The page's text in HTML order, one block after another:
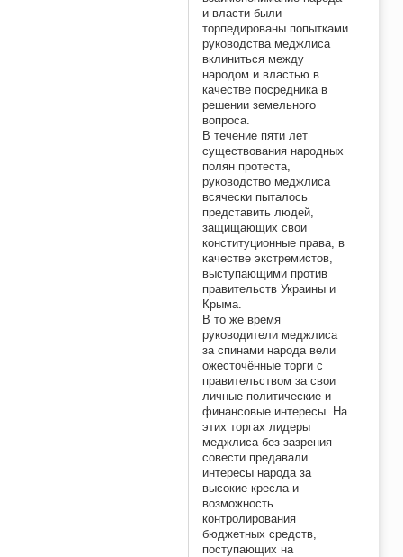
и власти были
торпедированы попытками
руководства меджлиса
вклиниться между
народом и властью в
качестве посредника в
решении земельного
вопроса.
В течение пяти лет
существования народных
полян протеста,
руководство меджлиса
всячески пыталось
представить людей,
защищающих свои
конституционные права, в
качестве экстремистов,
выступающими против
правительств Украины и
Крыма.
В то же время
руководители меджлиса
за спинами народа вели
ожесточённые торги с
правительством за свои
личные политические и
финансовые интересы. На
этих торгах лидеры
меджлиса без зазрения
совести предавали
интересы народа за
высокие кресла и
возможность
контролирования
бюджетных средств,
поступающих на